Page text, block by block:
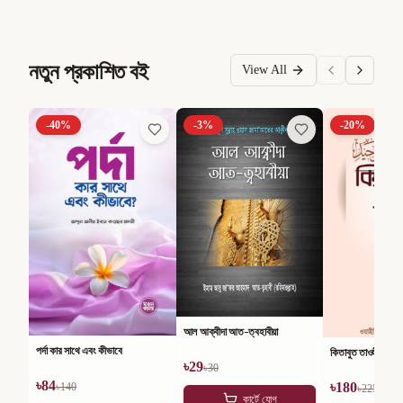
নতুন প্রকাশিত বই View All
-40%
পর্দা কার সাথে এবং কীভাবে
৳84৳140
-3%
আল আক্বীদা আত-ত্বহাবীয়া
৳29৳30
কার্টে যোগ
-20%
কিতাবুত তাওহীদ
৳180৳225